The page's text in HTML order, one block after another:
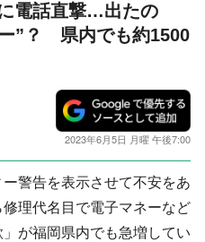
電話直撃…出たの
”？ 県内でも約1500
2023年6月5日 月曜 午後7:00
警告を表示させて不安をあ
理代名目で電子マネーなど
が福岡県内でも急増してい